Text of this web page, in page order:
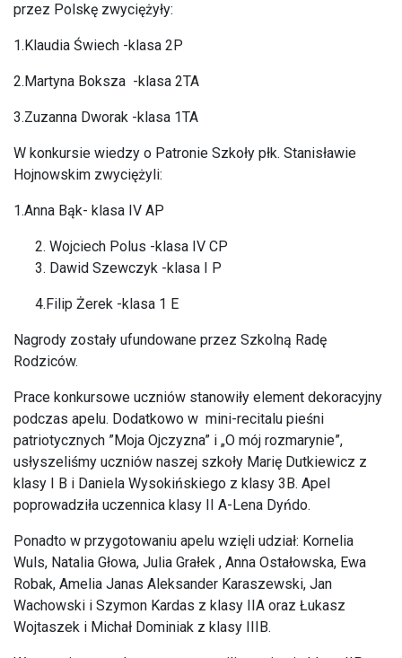
przez Polskę zwyciężyły:
1.Klaudia Świech -klasa 2P
2.Martyna Boksza -klasa 2TA
3.Zuzanna Dworak -klasa 1TA
W konkursie wiedzy o Patronie Szkoły płk. Stanisławie
Hojnowskim zwyciężyli:
1.Anna Bąk- klasa IV AP
Wojciech Polus -klasa IV CP
Dawid Szewczyk -klasa I P
4.Filip Żerek -klasa 1 E
Nagrody zostały ufundowane przez Szkolną Radę
Rodziców.
Prace konkursowe uczniów stanowiły element dekoracyjny
podczas apelu. Dodatkowo w mini-recitalu pieśni
patriotycznych ”Moja Ojczyzna” i „O mój rozmarynie”,
usłyszeliśmy uczniów naszej szkoły Marię Dutkiewicz z
klasy I B i Daniela Wysokińskiego z klasy 3B. Apel
poprowadziła uczennica klasy II A-Lena Dyńdo.
Ponadto w przygotowaniu apelu wzięli udział: Kornelia
Wuls, Natalia Głowa, Julia Grałek , Anna Ostałowska, Ewa
Robak, Amelia Janas Aleksander Karaszewski, Jan
Wachowski i Szymon Kardas z klasy IIA oraz Łukasz
Wojtaszek i Michał Dominiak z klasy IIIB.